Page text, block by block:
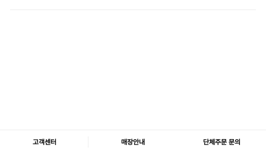
고객센터 매장안내 단체주문 문의